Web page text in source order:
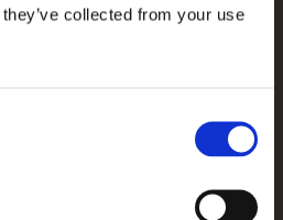
collected from your use